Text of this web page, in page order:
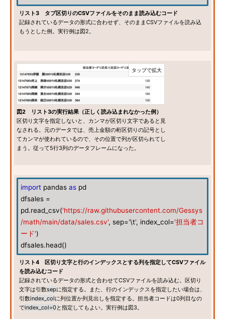
リスト3 タブ区切りのCSVファイルをそのまま読み込むコード
記録されているデータの形式に合わせず、そのままCSVファイルを読み込
もうとした例。実行例は図2。
図2 リスト3の実行結果（正しく読み込まれなかった例）
区切り文字を指定しないと、カンマが区切り文字であると見
なされる。元のデータでは、売上金額の桁区切りの記号とし
てカンマが使われているので、その位置で列が区切られてし
まう。従って5行3列のデータフレームになった。
import pandas as pd
dfsales =
pd.read_csv('https://raw.githubusercontent.com/Gessys
/math/main/data/sales.csv', sep='\t', index_col='担当者コ
ード')
dfsales.head()
リスト4 区切り文字と行のインデックスとする列を指定してCSVファイル
を読み込むコード
記録されているデータの形式と合わせてCSVファイルを読み込む。区切り
文字は引数sepに指定する。また、行のインデックスを指定したい場合は、
引数index_colに列位置か列見出しを指定する。担当者コードは0列目なの
でindex_col=0と指定してもよい。実行例は図3。